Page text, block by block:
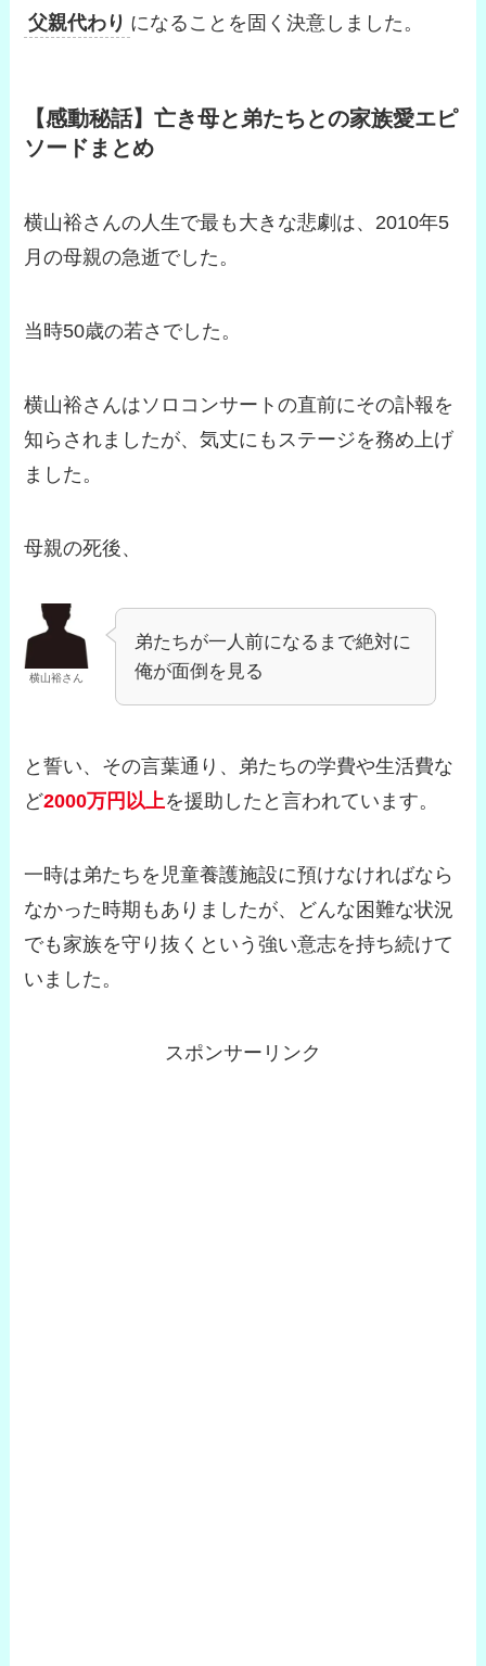
父親代わり になることを固く決意しました。
【感動秘話】亡き母と弟たちとの家族愛エピ
ソードまとめ
横山裕さんの人生で最も大きな悲劇は、2010年5
月の母親の急逝でした。
当時50歳の若さでした。
横山裕さんはソロコンサートの直前にその訃報を
知らされましたが、気丈にもステージを務め上げ
ました。
母親の死後、
横山裕さん
弟たちが一人前になるまで絶対に
俺が面倒を見る
と誓い、その言葉通り、弟たちの学費や生活費な
ど2000万円以上を援助したと言われています。
一時は弟たちを児童養護施設に預けなければなら
なかった時期もありましたが、どんな困難な状況
でも家族を守り抜くという強い意志を持ち続けて
いました。
スポンサーリンク